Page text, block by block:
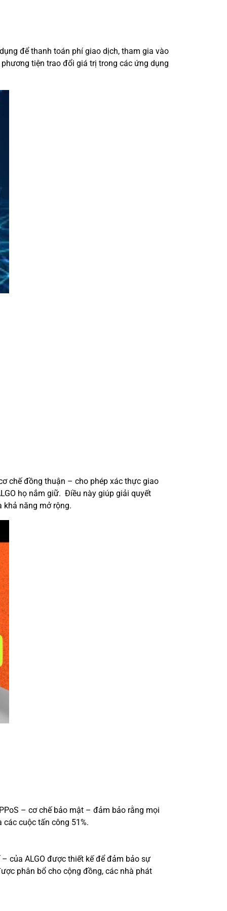
để thanh toán phí giao dịch, tham gia vào
tiện trao đổi giá trị trong các ứng dụng
chế đồng thuận – cho phép xác thực giao
họ nắm giữ. Điều này giúp giải quyết
khả năng mở rộng.
– cơ chế bảo mật – đảm bảo rằng mọi
cuộc tấn công 51%.
của ALGO được thiết kế để đảm bảo sự
phân bổ cho cộng đồng, các nhà phát